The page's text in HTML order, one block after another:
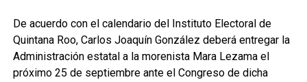
De acuerdo con el calendario del Instituto Electoral de
Quintana Roo, Carlos Joaquín González deberá entregar la
Administración estatal a la morenista Mara Lezama el
próximo 25 de septiembre ante el Congreso de dicha